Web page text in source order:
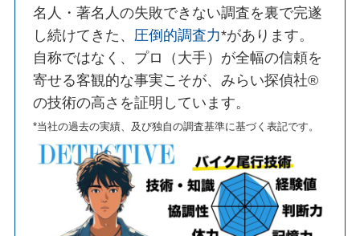
名人・著名人の失敗できない調査を裏で完遂
し続けてきた、 圧倒的調査力*があります。
自称ではなく、プロ（大手）が全幅の信頼を
寄せる客観的な事実こそが、みらい探偵社®︎
の技術の高さを証明しています。
*当社の過去の実績、及び独自の調査基準に基づく表記です。